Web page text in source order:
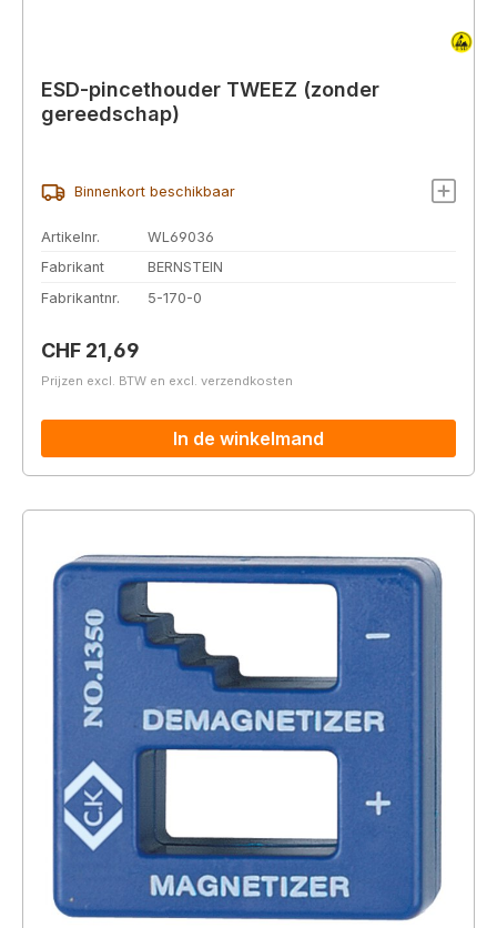
ESD-pincethouder TWEEZ (zonder
gereedschap)
Binnenkort beschikbaar
Artikelnr.
WL69036
Fabrikant
BERNSTEIN
Fabrikantnr.
5-170-0
Normale prijs:
CHF 21,69
Prijzen excl. BTW en excl. verzendkosten
In de winkelmand